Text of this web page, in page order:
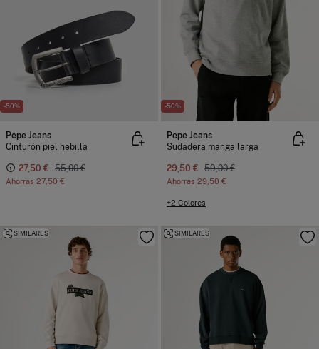
-50%
Pepe Jeans
Cinturón piel hebilla
27,50 € 55,00 €
Ahorras 27,50 €
-50%
Pepe Jeans
Sudadera manga larga
29,50 € 59,00 €
Ahorras 29,50 €
+2 Colores
SIMILARES SIMILARES